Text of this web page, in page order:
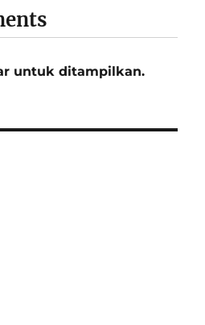
untuk ditampilkan.